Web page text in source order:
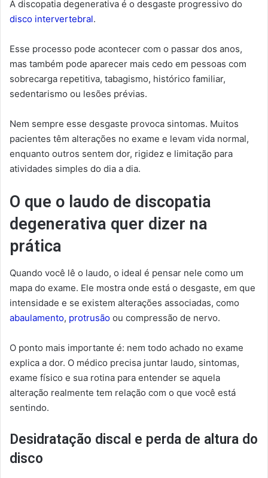
A discopatia degenerativa é o desgaste progressivo do
disco intervertebral.
Esse processo pode acontecer com o passar dos anos,
mas também pode aparecer mais cedo em pessoas com
sobrecarga repetitiva, tabagismo, histórico familiar,
sedentarismo ou lesões prévias.
Nem sempre esse desgaste provoca sintomas. Muitos
pacientes têm alterações no exame e levam vida normal,
enquanto outros sentem dor, rigidez e limitação para
atividades simples do dia a dia.
O que o laudo de discopatia
degenerativa quer dizer na
prática
Quando você lê o laudo, o ideal é pensar nele como um
mapa do exame. Ele mostra onde está o desgaste, em que
intensidade e se existem alterações associadas, como
abaulamento, protrusão ou compressão de nervo.
O ponto mais importante é: nem todo achado no exame
explica a dor. O médico precisa juntar laudo, sintomas,
exame físico e sua rotina para entender se aquela
alteração realmente tem relação com o que você está
sentindo.
Desidratação discal e perda de altura do
disco